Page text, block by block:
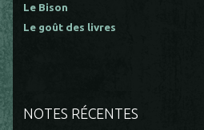
Le Bison
Le goût des livres
NOTES RÉCENTES